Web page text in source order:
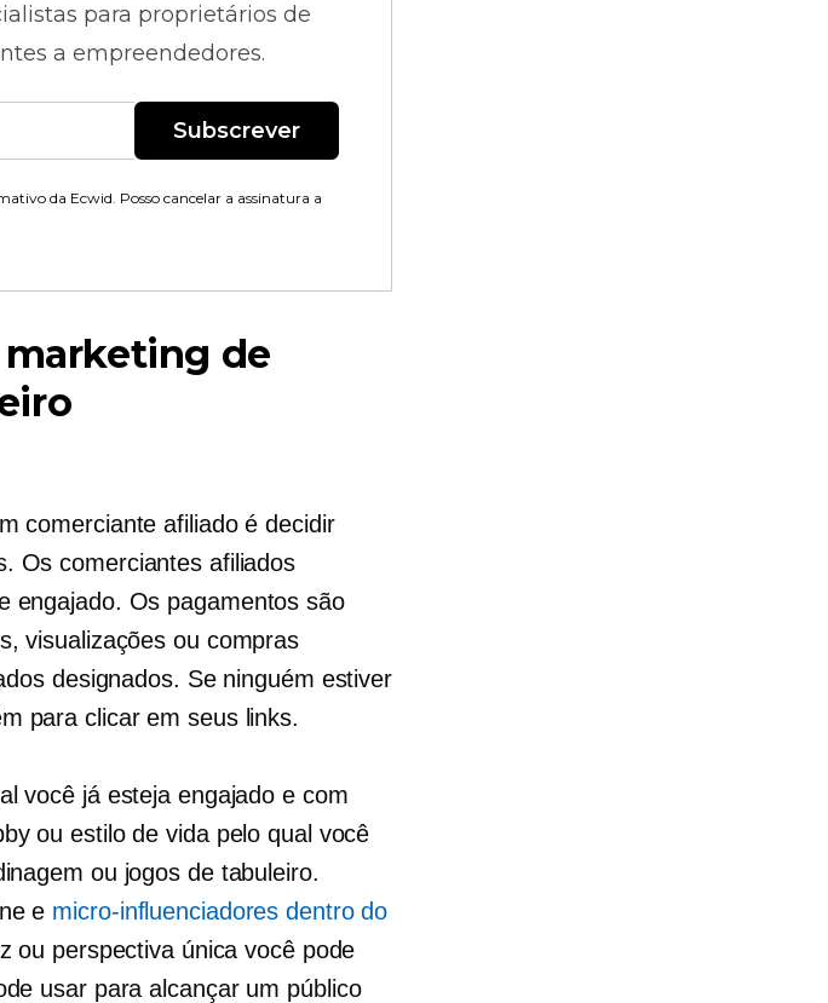
para proprietários de
a empreendedores.
Subscrever
da Ecwid. Posso cancelar a assinatura a
de
comerciante afiliado é decidir
Os comerciantes afiliados
engajado. Os pagamentos são
visualizações ou compras
designados. Se ninguém estiver
para clicar em seus links.
você já esteja engajado e com
ou estilo de vida pelo qual você
ou jogos de tabuleiro.
e micro-influenciadores dentro do
ou perspectiva única você pode
usar para alcançar um público